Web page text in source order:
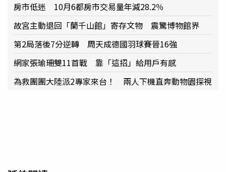
房市低迷 10月6都房市交易量年減28.2％
故宮主動退回「蘭千山館」寄存文物 震驚博物館界
第2局落後7分逆轉 周天成德國羽球賽晉16強
網家張瑜珊雙11首戰 靠「這招」給用戶有感
為救團團大陸派2專家來台！ 兩人下機直奔動物園探視